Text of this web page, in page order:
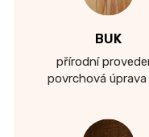
BUK
přírodní
povrchová úprava